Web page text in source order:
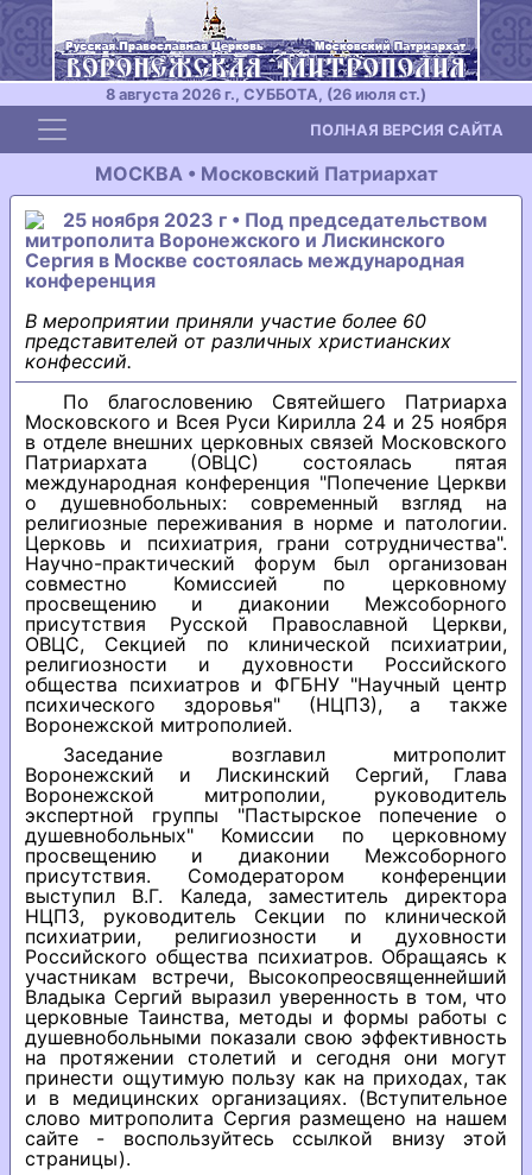
8 августа 2026 г., СУББОТА, (26 июля ст.)
Toggle navigation ПОЛНАЯ ВЕРСИЯ САЙТА
МОСКВА • Московский Патриархат
25 ноября 2023 г • Под председательством
митрополита Воронежского и Лискинского
Сергия в Москве состоялась международная
конференция
В мероприятии приняли участие более 60
представителей от различных христианских
конфессий.
По благословению Святейшего Патриарха
Московского и Всея Руси Кирилла 24 и 25 ноября
в отделе внешних церковных связей Московского
Патриархата (ОВЦС) состоялась пятая
международная конференция "Попечение Церкви
о душевнобольных: современный взгляд на
религиозные переживания в норме и патологии.
Церковь и психиатрия, грани сотрудничества".
Научно-практический форум был организован
совместно Комиссией по церковному
просвещению и диаконии Межсоборного
присутствия Русской Православной Церкви,
ОВЦС, Секцией по клинической психиатрии,
религиозности и духовности Российского
общества психиатров и ФГБНУ "Научный центр
психического здоровья" (НЦПЗ), а также
Воронежской митрополией.
Заседание возглавил митрополит
Воронежский и Лискинский Сергий, Глава
Воронежской митрополии, руководитель
экспертной группы "Пастырское попечение о
душевнобольных" Комиссии по церковному
просвещению и диаконии Межсоборного
присутствия. Сомодератором конференции
выступил В.Г. Каледа, заместитель директора
НЦПЗ, руководитель Секции по клинической
психиатрии, религиозности и духовности
Российского общества психиатров. Обращаясь к
участникам встречи, Высокопреосвященнейший
Владыка Сергий выразил уверенность в том, что
церковные Таинства, методы и формы работы с
душевнобольными показали свою эффективность
на протяжении столетий и сегодня они могут
принести ощутимую пользу как на приходах, так
и в медицинских организациях. (Вступительное
слово митрополита Сергия размещено на нашем
сайте - воспользуйтесь ссылкой внизу этой
страницы).